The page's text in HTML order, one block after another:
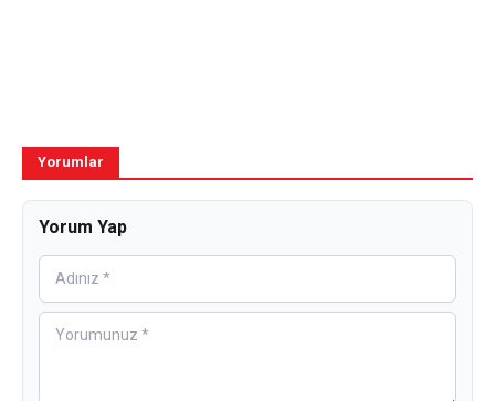
Yorumlar
Yorum Yap